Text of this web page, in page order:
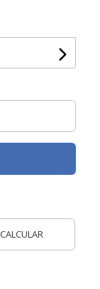
CALCULAR